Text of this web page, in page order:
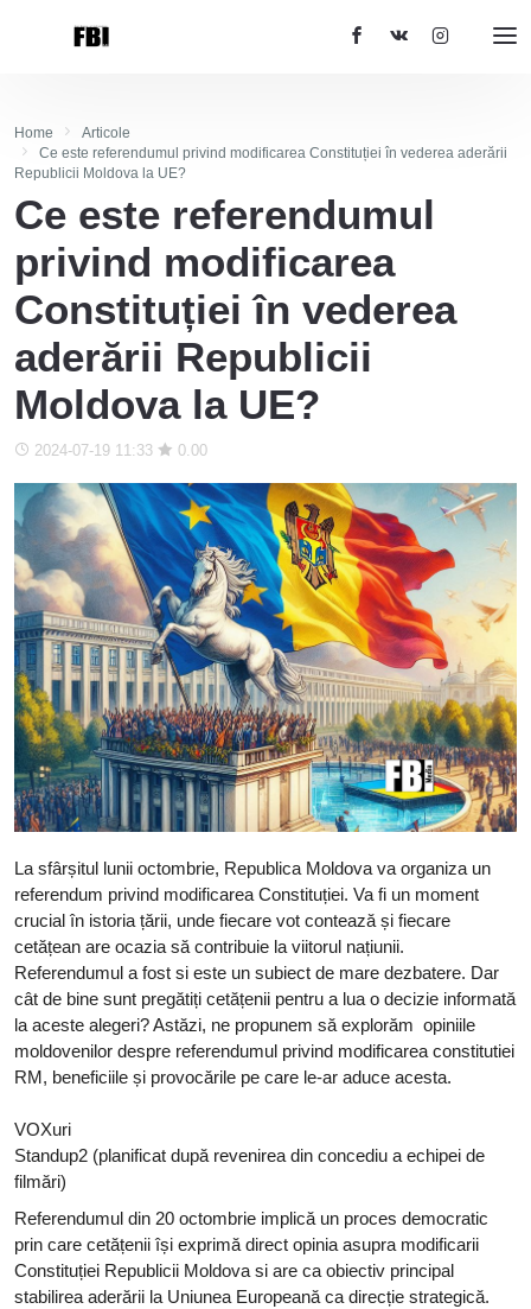
Home
Articole
Ce este referendumul privind modificarea Constituției în vederea aderării
Republicii Moldova la UE?
Ce este referendumul
privind modificarea
Constituției în vederea
aderării Republicii
Moldova la UE?
2024-07-19 11:33 0.00
La sfârșitul lunii octombrie, Republica Moldova va organiza un
referendum privind modificarea Constituției. Va fi un moment
crucial în istoria țării, unde fiecare vot contează și fiecare
cetățean are ocazia să contribuie la viitorul națiunii.
Referendumul a fost si este un subiect de mare dezbatere. Dar
cât de bine sunt pregătiți cetățenii pentru a lua o decizie informată
la aceste alegeri? Astăzi, ne propunem să explorăm opiniile
moldovenilor despre referendumul privind modificarea constitutiei
RM, beneficiile și provocările pe care le-ar aduce acesta.
VOXuri
Standup2 (planificat după revenirea din concediu a echipei de
filmări)
Referendumul din 20 octombrie implică un proces democratic
prin care cetățenii își exprimă direct opinia asupra modificarii
Constituției Republicii Moldova si are ca obiectiv principal
stabilirea aderării la Uniunea Europeană ca direcție strategică.